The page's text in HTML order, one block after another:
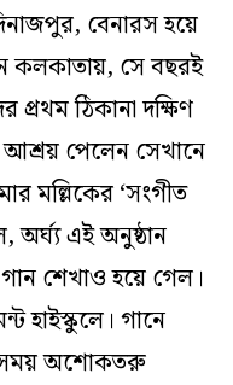
বেনারস হয়ে
কলকাতায়, সে বছরই
প্রথম ঠিকানা দক্ষিণ
পেলেন সেখানে
মল্লিকের ‘সংগীত
অর্ঘ্য এই অনুষ্ঠান
শেখাও হয়ে গেল।
হাইস্কুলে। গানে
সময় অশোকতরু